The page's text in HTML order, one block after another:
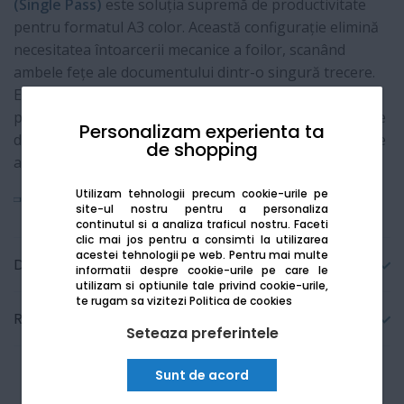
Personalizam experienta ta
de shopping
Utilizam tehnologii precum cookie-urile pe
site-ul nostru pentru a personaliza
continutul si a analiza traficul nostru. Faceti
clic mai jos pentru a consimti la utilizarea
acestei tehnologii pe web. Pentru mai multe
informatii despre cookie-urile pe care le
utilizam si optiunile tale privind cookie-urile,
te rugam sa viziteziPolitica de cookies
Seteaza preferintele
Sunt de acord
(Single Pass) este soluția supremă de productivitate
pentru formatul A3 color. Această configurație elimină
necesitatea întoarcerii mecanice a foilor, scanând
ambele fețe ale documentului dintr-o singură trecere.
Este un echipament din generația
pentru grupuri de lucru care nu fac compromisuri între
dimensiunea redusă a aparatului și viteza de procesare
a fluxurilor de documente digitale.
Vezi mai mult
Detalii tehnice
Recenzii